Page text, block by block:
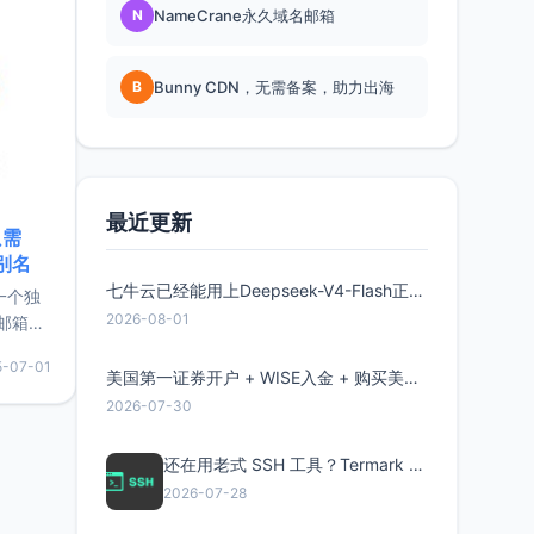
名
个独
箱等
较有
惠的
07-01
N NameCrane永久域名邮箱
B Bunny CDN，无需备案，助力出海
最近更新
七牛云已经能用上Deepseek-V4-Flash正式版了，点此领取300万Token
2026-08-01
美国第一证券开户 + WISE入金 + 购买美股全流程分享
2026-07-30
还在用老式 SSH 工具？Termark 新一代跨平台智能SSH客户端了解一下
2026-07-28